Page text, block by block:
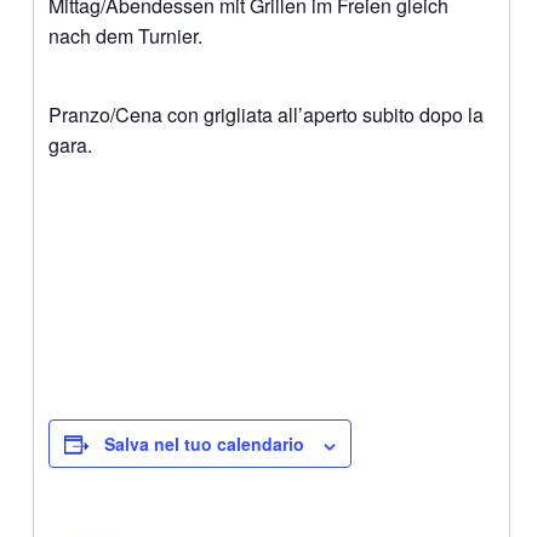
Mittag/Abendessen mit Grillen im Freien gleich
nach dem Turnier.
Pranzo/Cena con grigliata all’aperto subito dopo la
gara.
Salva nel tuo calendario